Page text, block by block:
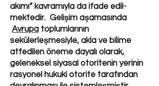
akımı” kavramıyla da ifade edil-
mektedir. Gelişim aşamasında
Avrupa toplumlarının
sekülerleşmesiyle, akla ve bilime
atfedilen öneme dayalı olarak,
geleneksel siyasal otoritenin yerinin
rasyonel hukuki otorite tarafından